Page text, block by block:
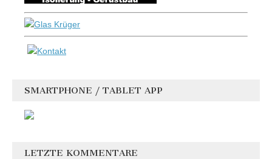
SMARTPHONE / TABLET APP
LETZTE KOMMENTARE